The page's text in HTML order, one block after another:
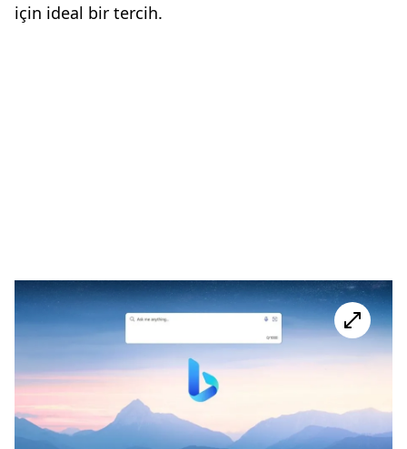
için ideal bir tercih.